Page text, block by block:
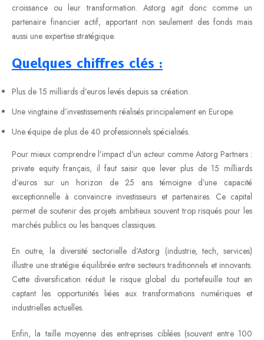
croissance ou leur transformation. Astorg agit donc comme un
partenaire financier actif, apportant non seulement des fonds mais
aussi une expertise stratégique.
Quelques chiffres clés :
Plus de 15 milliards d’euros levés depuis sa création.
Une vingtaine d’investissements réalisés principalement en Europe.
Une équipe de plus de 40 professionnels spécialisés.
Pour mieux comprendre l’impact d’un acteur comme Astorg Partners :
private equity français, il faut saisir que lever plus de 15 milliards
d’euros sur un horizon de 25 ans témoigne d’une capacité
exceptionnelle à convaincre investisseurs et partenaires. Ce capital
permet de soutenir des projets ambitieux souvent trop risqués pour les
marchés publics ou les banques classiques.
En outre, la diversité sectorielle d’Astorg (industrie, tech, services)
illustre une stratégie équilibrée entre secteurs traditionnels et innovants.
Cette diversification réduit le risque global du portefeuille tout en
captant les opportunités liées aux transformations numériques et
industrielles actuelles.
Enfin, la taille moyenne des entreprises ciblées (souvent entre 100